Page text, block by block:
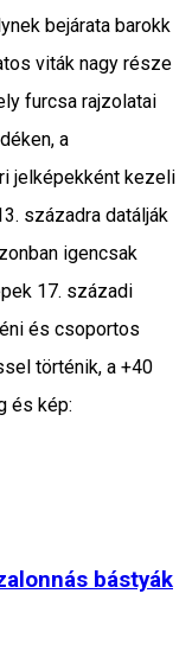
bejárata barokk
viták nagy része
furcsa rajzolatai
a
jelképekként kezeli
századra datálják
igencsak
17. századi
és csoportos
történik, a +40
és kép:
bástyák